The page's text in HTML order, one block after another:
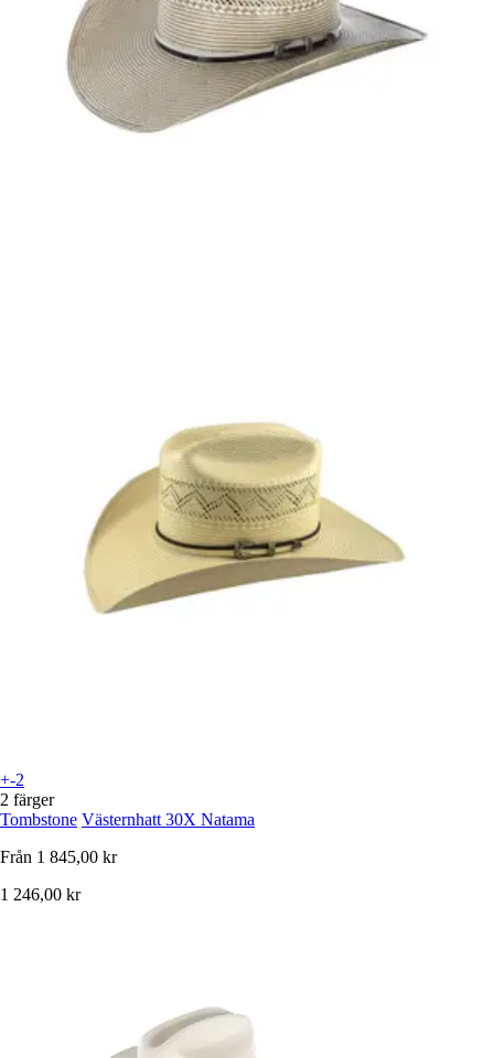
+-2
2 färger
Tombstone Västernhatt 30X Natama
Från 1 845,00 kr
1 246,00 kr